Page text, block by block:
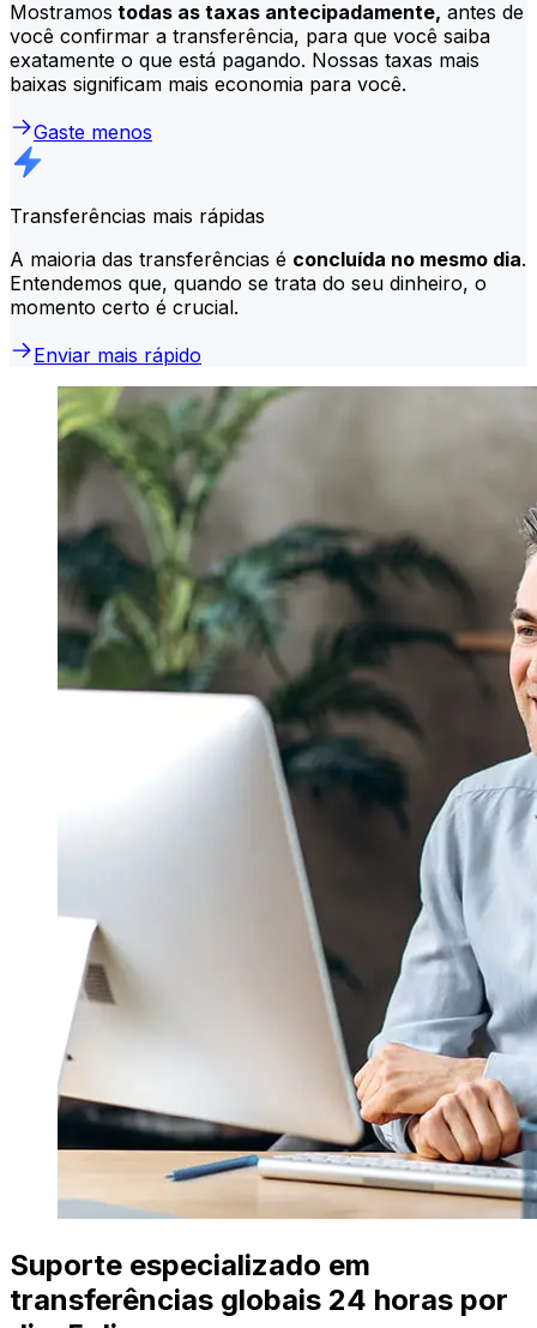
Mostramos todas as taxas antecipadamente, antes de
você confirmar a transferência, para que você saiba
exatamente o que está pagando. Nossas taxas mais
baixas significam mais economia para você.
Gaste menos
Transferências mais rápidas
A maioria das transferências é concluída no mesmo dia.
Entendemos que, quando se trata do seu dinheiro, o
momento certo é crucial.
Enviar mais rápido
Suporte especializado em
transferências globais 24 horas por